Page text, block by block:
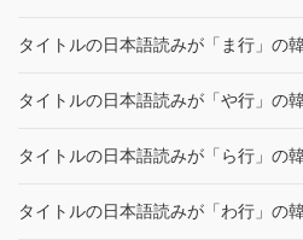
タイトルの日本語読みが「ま行」の
タイトルの日本語読みが「や行」の
タイトルの日本語読みが「ら行」の
タイトルの日本語読みが「わ行」の